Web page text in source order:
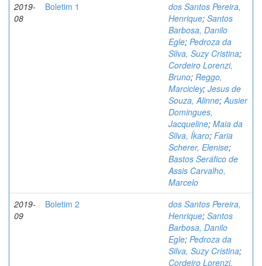
2019-
08
Boletim 1
dos Santos Pereira,
Henrique; Santos
Barbosa, Danilo
Egle; Pedroza da
Silva, Suzy Cristina;
Cordeiro Lorenzi,
Bruno; Reggo,
Marcicley; Jesus de
Souza, Alinne;Ausier
Domingues,
Jacqueline; Maia da
Silva, Íkaro; Faria
Scherer, Elenise;
Bastos Seráfico de
Assis Carvalho,
Marcelo
2019-
09
Boletim 2
dos Santos Pereira,
Henrique; Santos
Barbosa, Danilo
Egle; Pedroza da
Silva, Suzy Cristina;
Cordeiro Lorenzi,